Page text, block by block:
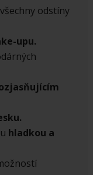
odstíny
upu.
hladkou a